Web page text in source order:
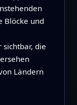
Blöcke und
die
Ländern